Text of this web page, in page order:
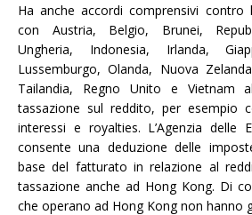
Ha anche accordi comprensivi contro
con Austria, Belgio, Brunei,
Ungheria, Indonesia, Irlanda,
Lussemburgo, Olanda, Nuova
Tailandia, Regno Unito e Vietnam
tassazione sul reddito, per esempio
interessi e royalties. L’Agenzia delle
consente una deduzione delle
base del fatturato in relazione al
tassazione anche ad Hong Kong. Di
che operano ad Hong Kong non hanno